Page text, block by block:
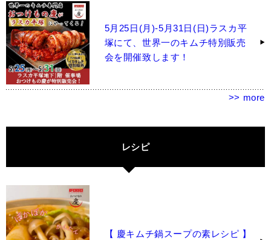
5月25日(月)-5月31日(日)ラスカ平
塚にて、世界一のキムチ特別販売
会を開催致します！
>> more
レシピ
【 慶キムチ鍋スープの素レシピ 】